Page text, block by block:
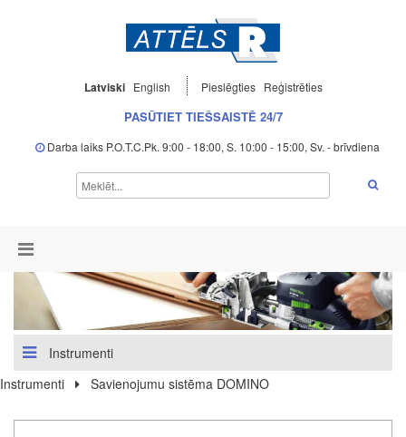
Latviski English Pieslēgties Reģistrēties
PASŪTIET TIEŠSAISTĒ 24/7
Darba laiks P.O.T.C.Pk. 9:00 - 18:00, S. 10:00 - 15:00, Sv. - brīvdiena
Instrumenti
Instrumenti
Savienojumu sistēma DOMINO